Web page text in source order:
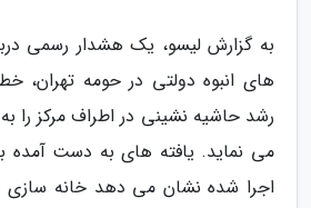
به گزارش لیسو، یک هشدار رسمی
های انبوه دولتی در حومه تهران،
رشد حاشیه نشینی در اطراف مرکز را
می نماید. یافته های به دست آمده
اجرا شده نشان می دهد خانه سازی